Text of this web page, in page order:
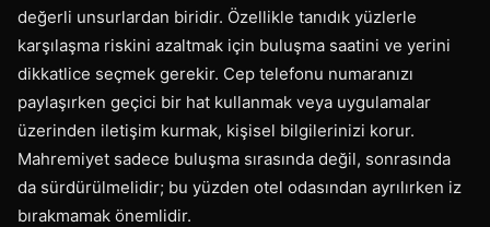
değerli unsurlardan biridir. Özellikle tanıdık yüzlerle
karşılaşma riskini azaltmak için buluşma saatini ve yerini
dikkatlice seçmek gerekir. Cep telefonu numaranızı
paylaşırken geçici bir hat kullanmak veya uygulamalar
üzerinden iletişim kurmak, kişisel bilgilerinizi korur.
Mahremiyet sadece buluşma sırasında değil, sonrasında
da sürdürülmelidir; bu yüzden otel odasından ayrılırken iz
bırakmamak önemlidir.